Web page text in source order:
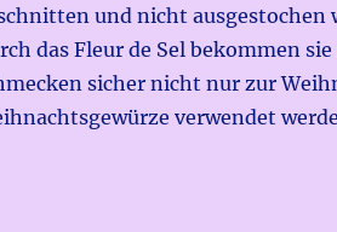
und nicht ausgestochen
das Fleur de Sel bekommen
sicher nicht nur zur
verwendet